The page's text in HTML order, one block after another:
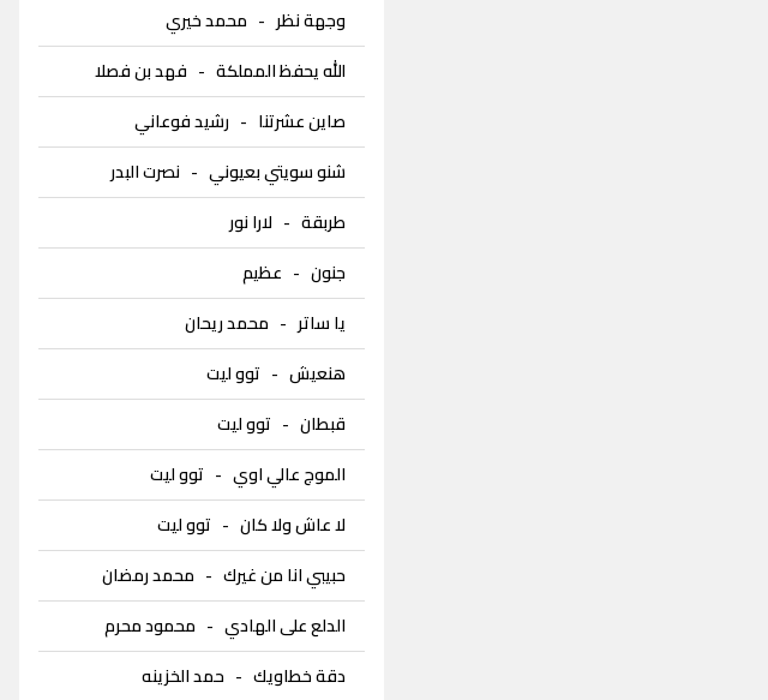
وجهة نظر - محمد خيري
الله يحفظ المملكة- فهد بن فصلا
صاين عشرتنا - رشيد فوعاني
شنو سويتي بعيوني- نصرت البدر
طربقة- لارا نور
جنون- عظيم
يا ساتر - محمد ريحان
هنعيش- توو ليت
قبطان- توو ليت
الموج عالي اوي- توو ليت
لا عاش ولا كان- توو ليت
حبيبي انا من غيرك- محمد رمضان
الدلع على الهادي- محمود محرم
دقة خطاويك- حمد الخزينه